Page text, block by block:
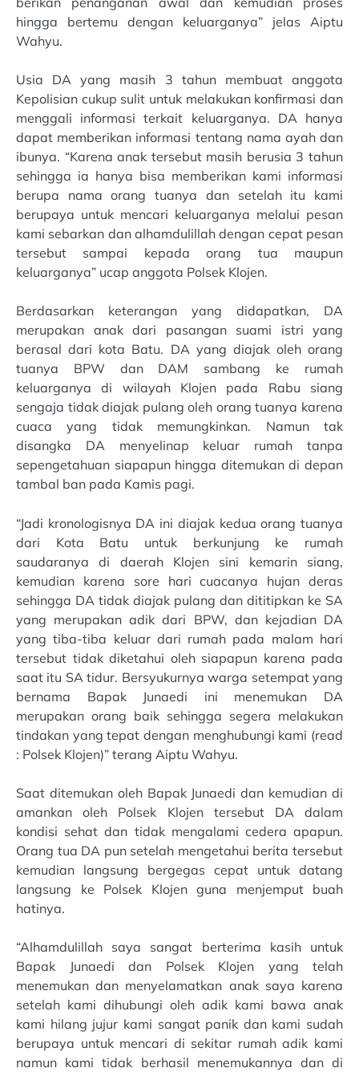
hingga bertemu dengan keluarganya” jelas Aiptu
Wahyu.
Usia DA yang masih 3 tahun membuat anggota
Kepolisian cukup sulit untuk melakukan konfirmasi dan
menggali informasi terkait keluarganya. DA hanya
dapat memberikan informasi tentang nama ayah dan
ibunya. “Karena anak tersebut masih berusia 3 tahun
sehingga ia hanya bisa memberikan kami informasi
berupa nama orang tuanya dan setelah itu kami
berupaya untuk mencari keluarganya melalui pesan
kami sebarkan dan alhamdulillah dengan cepat pesan
tersebut sampai kepada orang tua maupun
keluarganya” ucap anggota Polsek Klojen.
Berdasarkan keterangan yang didapatkan, DA
merupakan anak dari pasangan suami istri yang
berasal dari kota Batu. DA yang diajak oleh orang
tuanya BPW dan DAM sambang ke rumah
keluarganya di wilayah Klojen pada Rabu siang
sengaja tidak diajak pulang oleh orang tuanya karena
cuaca yang tidak memungkinkan. Namun tak
disangka DA menyelinap keluar rumah tanpa
sepengetahuan siapapun hingga ditemukan di depan
tambal ban pada Kamis pagi.
“Jadi kronologisnya DA ini diajak kedua orang tuanya
dari Kota Batu untuk berkunjung ke rumah
saudaranya di daerah Klojen sini kemarin siang,
kemudian karena sore hari cuacanya hujan deras
sehingga DA tidak diajak pulang dan dititipkan ke SA
yang merupakan adik dari BPW, dan kejadian DA
yang tiba-tiba keluar dari rumah pada malam hari
tersebut tidak diketahui oleh siapapun karena pada
saat itu SA tidur. Bersyukurnya warga setempat yang
bernama Bapak Junaedi ini menemukan DA
merupakan orang baik sehingga segera melakukan
tindakan yang tepat dengan menghubungi kami (read
: Polsek Klojen)” terang Aiptu Wahyu.
Saat ditemukan oleh Bapak Junaedi dan kemudian di
amankan oleh Polsek Klojen tersebut DA dalam
kondisi sehat dan tidak mengalami cedera apapun.
Orang tua DA pun setelah mengetahui berita tersebut
kemudian langsung bergegas cepat untuk datang
langsung ke Polsek Klojen guna menjemput buah
hatinya.
“Alhamdulillah saya sangat berterima kasih untuk
Bapak Junaedi dan Polsek Klojen yang telah
menemukan dan menyelamatkan anak saya karena
setelah kami dihubungi oleh adik kami bawa anak
kami hilang jujur kami sangat panik dan kami sudah
berupaya untuk mencari di sekitar rumah adik kami
namun kami tidak berhasil menemukannya dan di